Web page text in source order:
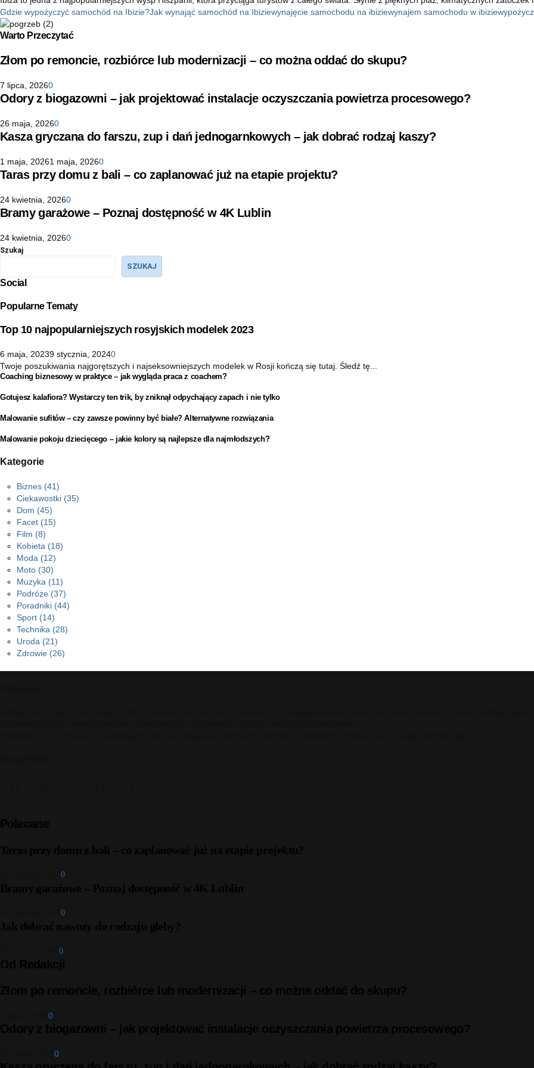
Gdzie wypożyczyć samochód na Ibizie?Jak wynająć samochód na Ibiziewynajęcie samochodu na ibiziewynajem samochodu w ibizie
Warto Przeczytać
Złom po remoncie, rozbiórce lub modernizacji – co można oddać do skupu?
7 lipca, 20260
Odory z biogazowni – jak projektować instalacje oczyszczania powietrza procesowego?
26 maja, 20260
Kasza gryczana do farszu, zup i dań jednogarnkowych – jak dobrać rodzaj kaszy?
1 maja, 20261 maja, 20260
Taras przy domu z bali – co zaplanować już na etapie projektu?
24 kwietnia, 20260
Bramy garażowe – Poznaj dostępność w 4K Lublin
24 kwietnia, 20260
Szukaj
SZUKAJ
Social
Popularne Tematy
Top 10 najpopularniejszych rosyjskich modelek 2023
6 maja, 20239 stycznia, 20240
Twoje poszukiwania najgorętszych i najseksowniejszych modelek w Rosji kończą się tutaj. Śledź tę...
Coaching biznesowy w praktyce – jak wygląda praca z coachem?
Gotujesz kalafiora? Wystarczy ten trik, by zniknął odpychający zapach i nie tylko
Malowanie sufitów – czy zawsze powinny być białe? Alternatywne rozwiązania
Malowanie pokoju dziecięcego – jakie kolory są najlepsze dla najmłodszych?
Kategorie
Biznes (41)
Ciekawostki (35)
Dom (45)
Facet (15)
Film (8)
Kobieta (18)
Moda (12)
Moto (30)
Muzyka (11)
Podróże (37)
Poradniki (44)
Sport (14)
Technika (28)
Uroda (21)
Zdrowie (26)
0
0
0
0
0